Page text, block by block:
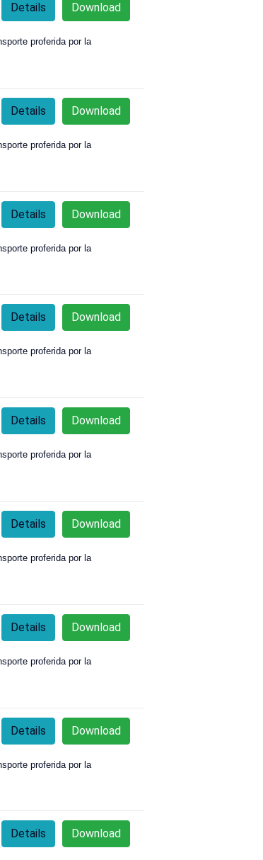
Download
Details
proferida por la
Download
Details
proferida por la
Download
Details
proferida por la
Download
Details
proferida por la
Download
Details
proferida por la
Download
Details
proferida por la
Download
Details
proferida por la
Download
Details
proferida por la
Download
Details